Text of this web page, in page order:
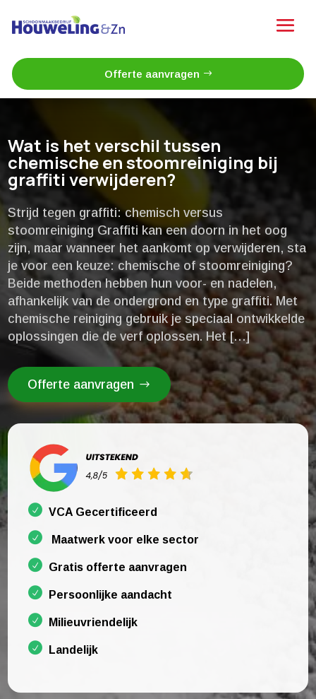
Offerte aanvragen
Wat is het verschil tussen
chemische en stoomreiniging bij
graffiti verwijderen?
Strijd tegen graffiti: chemisch versus
stoomreiniging Graffiti kan een doorn in het oog
zijn, maar wanneer het aankomt op verwijderen, sta
je voor een keuze: chemische of stoomreiniging?
Beide methoden hebben hun voor- en nadelen,
afhankelijk van de ondergrond en type graffiti.​ Met
chemische reiniging gebruik je speciaal ontwikkelde
oplossingen die de verf oplossen.​ Het […]
Offerte aanvragen
VCA Gecertificeerd
Maatwerk voor elke sector
Gratis offerte aanvragen
Persoonlijke aandacht
Milieuvriendelijk
Landelijk